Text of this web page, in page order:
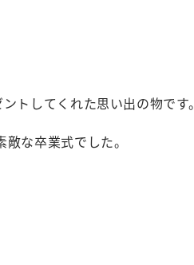
トしてくれた思い出の物です。
な卒業式でした。